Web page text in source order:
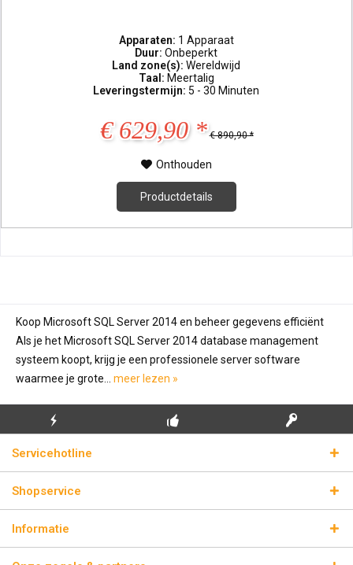
Apparaten: 1 Apparaat
Duur:Onbeperkt
Land zone(s):Wereldwijd
Taal: Meertalig
Leveringstermijn: 5 - 30 Minuten
€ 629,90 * € 890,90 *
Onthouden
Productdetails
Koop Microsoft SQL Server 2014 en beheer gegevens efficiënt
Als je het Microsoft SQL Server 2014 database management
systeem koopt, krijg je een professionele server software
waarmee je grote... meer lezen »
BLIKSEMVERZENDING
LICENTIESLEUTELS
Servicehotline
Shopservice
Informatie